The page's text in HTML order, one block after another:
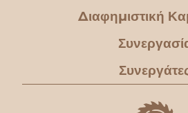
Διαφημιστική